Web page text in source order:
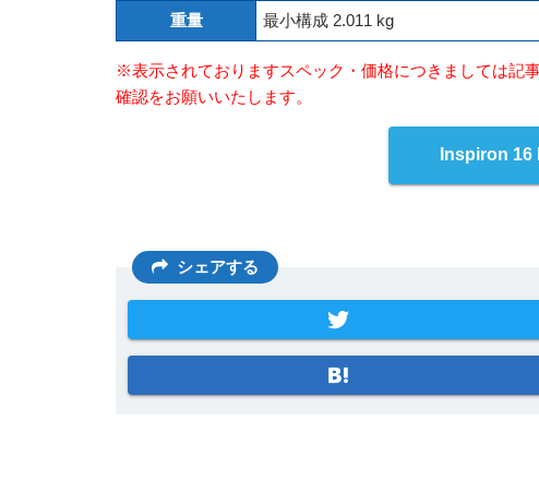
重量 最小構成 2.011 kg
※表示されておりますスペック・価格につきましては記
確認をお願いいたします。
Inspiron 16
シェアする